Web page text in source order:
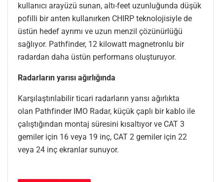
kullanıcı arayüzü sunan, altı-feet uzunluğunda düşük
pofilli bir anten kullanırken CHIRP teknolojisiyle de
üstün hedef ayrımı ve uzun menzil çözünürlüğü
sağlıyor. Pathfinder, 12 kilowatt magnetronlu bir
radardan daha üstün performans oluşturuyor.
Radarların yarısı ağırlığında
Karşılaştırılabilir ticari radarların yarısı ağırlıkta
olan Pathfinder IMO Radar, küçük çaplı bir kablo ile
çalıştığından montaj süresini kısaltıyor ve CAT 3
gemiler için 16 veya 19 inç, CAT 2 gemiler için 22
veya 24 inç ekranlar sunuyor.